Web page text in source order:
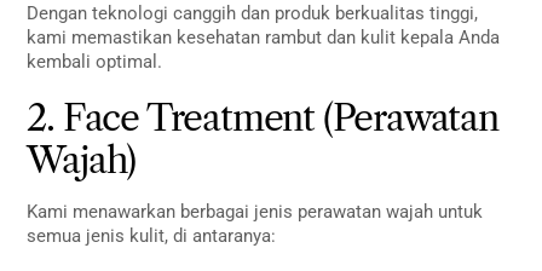
Dengan teknologi canggih dan produk berkualitas tinggi,
kami memastikan kesehatan rambut dan kulit kepala Anda
kembali optimal.
2. Face Treatment (Perawatan
Wajah)
Kami menawarkan berbagai jenis perawatan wajah untuk
semua jenis kulit, di antaranya: